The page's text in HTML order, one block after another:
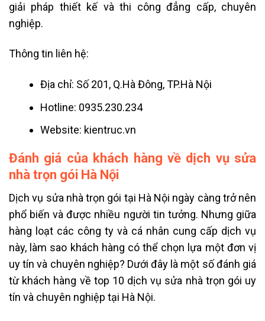
giải pháp thiết kế và thi công đẳng cấp, chuyên
nghiệp.
Thông tin liên hệ:
Địa chỉ: Số 201, Q.Hà Đông, TP.Hà Nội
Hotline: 0935.230.234
Website: kientruc.vn
Đánh giá của khách hàng về dịch vụ sửa
nhà trọn gói Hà Nội
Dịch vụ sửa nhà trọn gói tại Hà Nội ngày càng trở nên
phổ biến và được nhiều người tin tưởng. Nhưng giữa
hàng loạt các công ty và cá nhân cung cấp dịch vụ
này, làm sao khách hàng có thể chọn lựa một đơn vị
uy tín và chuyên nghiệp? Dưới đây là một số đánh giá
từ khách hàng về top 10 dịch vụ sửa nhà trọn gói uy
tín và chuyên nghiệp tại Hà Nội.